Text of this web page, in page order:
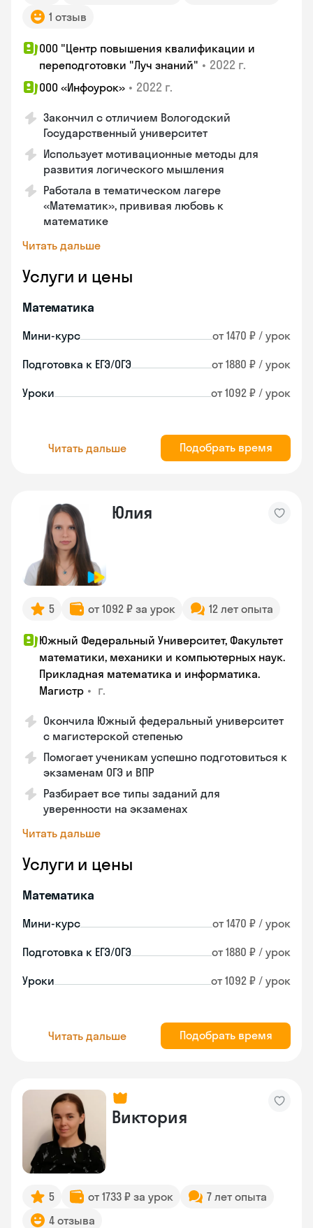
1 отзыв
ООО "Центр повышения квалификации и
переподготовки "Луч знаний" • 2022 г.
ООО «Инфоурок» • 2022 г.
Закончил с отличием Вологодский
Государственный университет
Использует мотивационные методы для
развития логического мышления
Работала в тематическом лагере
«Математик», прививая любовь к
математике
Читать дальше
Услуги и цены
Математика
Мини-курс от 1470 ₽ / урок
Подготовка к ЕГЭ/ОГЭ от 1880 ₽ / урок
Уроки от 1092 ₽ / урок
Читать дальше Подобрать время
Юлия
5 от 1092 ₽ за урок 12 лет опыта
Южный Федеральный Университет, Факультет
математики, механики и компьютерных наук.
Прикладная математика и информатика.
Магистр • г.
Окончила Южный федеральный университет
с магистерской степенью
Помогает ученикам успешно подготовиться к
экзаменам ОГЭ и ВПР
Разбирает все типы заданий для
уверенности на экзаменах
Читать дальше
Услуги и цены
Математика
Мини-курс от 1470 ₽ / урок
Подготовка к ЕГЭ/ОГЭ от 1880 ₽ / урок
Уроки от 1092 ₽ / урок
Читать дальше Подобрать время
Виктория
5 от 1733 ₽ за урок
7 лет опыта
4 отзыва